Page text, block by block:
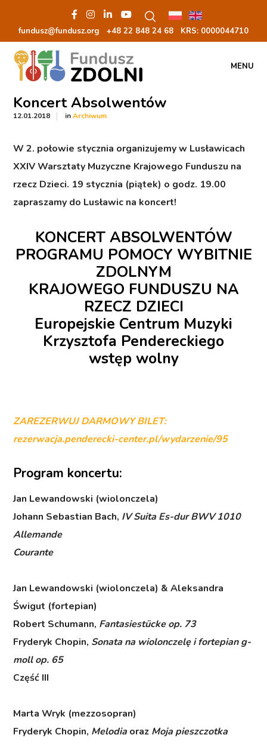
fundusz@fundusz.org +48 22 848 24 68 KRS: 0000044710
MENU
Koncert Absolwentów
12.01.2018 inArchiwum
W 2. połowie stycznia organizujemy w Lusławicach
XXIV Warsztaty Muzyczne Krajowego Funduszu na
rzecz Dzieci. 19 stycznia (piątek) o godz. 19.00
zapraszamy do Lusławic na koncert!
KONCERT ABSOLWENTÓW
PROGRAMU POMOCY WYBITNIE
ZDOLNYM
KRAJOWEGO FUNDUSZU NA
RZECZ DZIECI
Europejskie Centrum Muzyki
Krzysztofa Pendereckiego
wstęp wolny
ZAREZERWUJ DARMOWY BILET:
rezerwacja.penderecki-center.pl/wydarzenie/95
Program koncertu:
Jan Lewandowski (wiolonczela)
Johann Sebastian Bach, IV Suita Es-dur BWV 1010
Allemande
Courante
Jan Lewandowski (wiolonczela) & Aleksandra
Świgut (fortepian)
Robert Schumann, Fantasiestücke op. 73
Fryderyk Chopin, Sonata na wiolonczelę i fortepian g-
moll op. 65
Część III
Marta Wryk (mezzosopran)
Fryderyk Chopin, Melodia oraz Moja pieszczotka